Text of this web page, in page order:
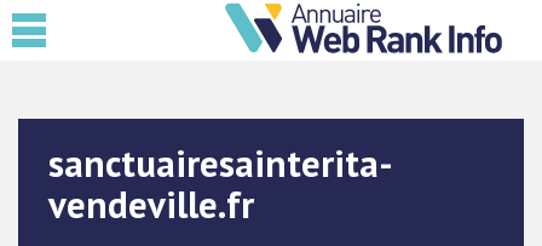
sanctuairesainterita-
vendeville.fr